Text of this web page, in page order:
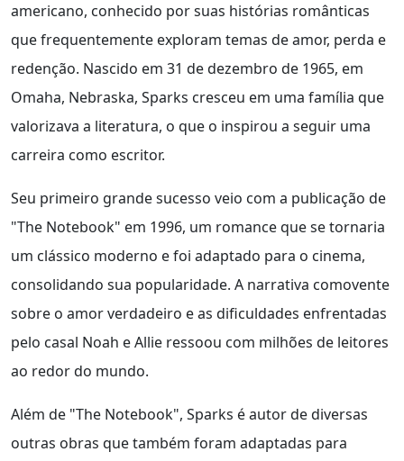
americano, conhecido por suas histórias românticas
que frequentemente exploram temas de amor, perda e
redenção. Nascido em 31 de dezembro de 1965, em
Omaha, Nebraska, Sparks cresceu em uma família que
valorizava a literatura, o que o inspirou a seguir uma
carreira como escritor.
Seu primeiro grande sucesso veio com a publicação de
"The Notebook" em 1996, um romance que se tornaria
um clássico moderno e foi adaptado para o cinema,
consolidando sua popularidade. A narrativa comovente
sobre o amor verdadeiro e as dificuldades enfrentadas
pelo casal Noah e Allie ressoou com milhões de leitores
ao redor do mundo.
Além de "The Notebook", Sparks é autor de diversas
outras obras que também foram adaptadas para